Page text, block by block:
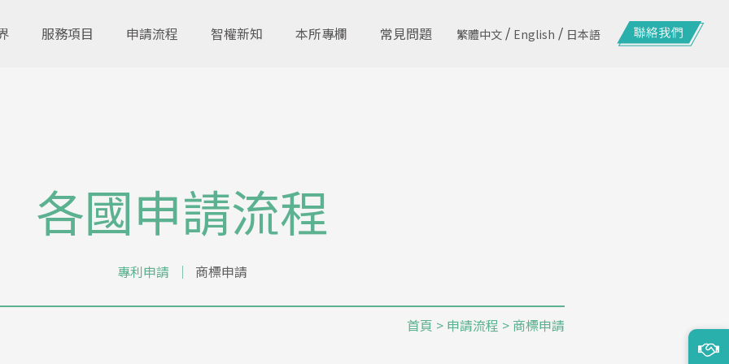
服務項目 申請流程 智權新知 本所專欄 常見問題 繁體中文 / English / 日本語
各國申請流程
專利申請 │ 商標申請
首頁 > 申請流程 > 商標申請